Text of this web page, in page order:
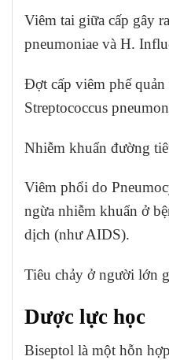
Viêm tai giữa cấp gây
pneumoniae và H.
Đợt cấp viêm phế quản
Streptococcus
Nhiễm khuẩn đường
Viêm phổi do
ngừa nhiễm khuẩn ở
dịch (như AIDS).
Tiêu chảy ở người lớn
Dược lực học
Biseptol là một hỗn